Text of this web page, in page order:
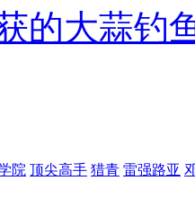
的大蒜钓
院 顶尖高手 猎青 雷强路亚